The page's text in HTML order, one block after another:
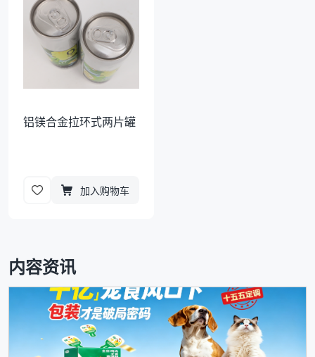
铝镁合金拉环式两片罐
加入购物车
内容资讯